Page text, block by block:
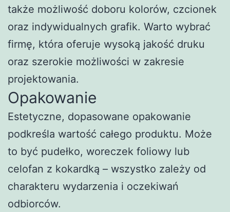
także możliwość doboru kolorów, czcionek
oraz indywidualnych grafik. Warto wybrać
firmę, która oferuje wysoką jakość druku
oraz szerokie możliwości w zakresie
projektowania.
Opakowanie
Estetyczne, dopasowane opakowanie
podkreśla wartość całego produktu. Może
to być pudełko, woreczek foliowy lub
celofan z kokardką – wszystko zależy od
charakteru wydarzenia i oczekiwań
odbiorców.